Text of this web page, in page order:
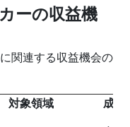
ーの収益機
関連する収益機会の
対象領域 成長